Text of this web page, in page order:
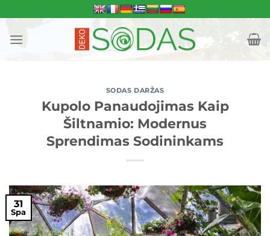
to
content
SODAS DARŽAS
Kupolo Panaudojimas Kaip
Šiltnamio: Modernus
Sprendimas Sodininkams
31
Spa